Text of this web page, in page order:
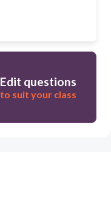
Edit questions
to suit your class